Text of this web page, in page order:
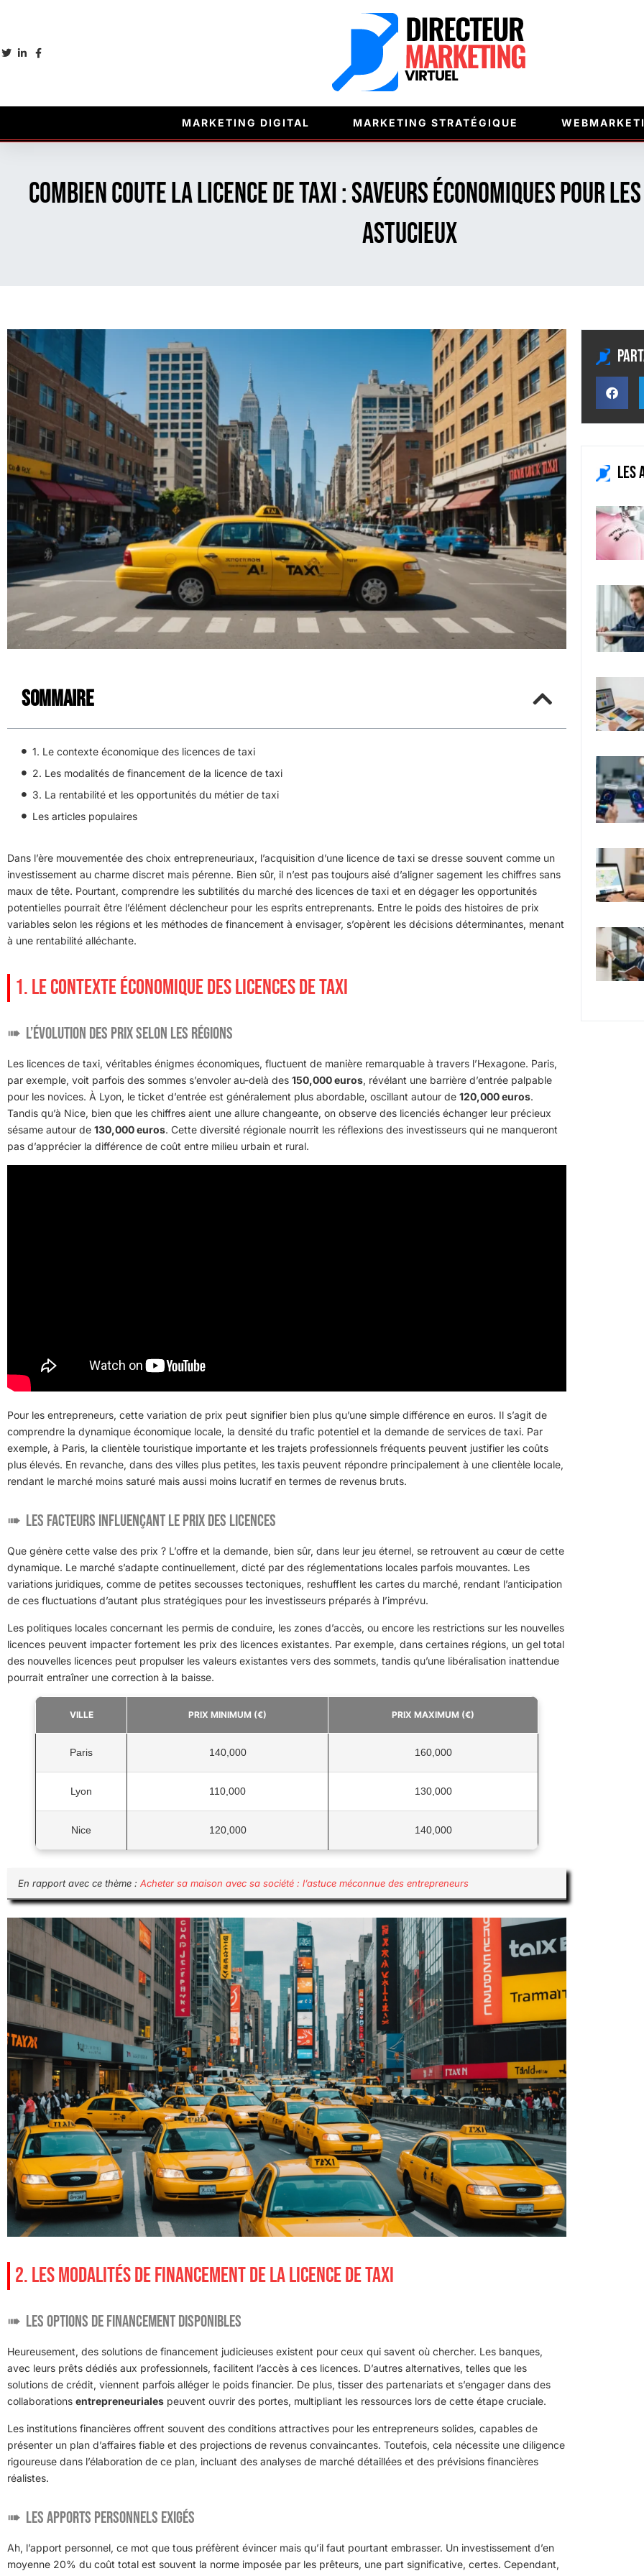
MARKETING DIGITAL MARKETING STRATÉGIQUE
Combien coute la licence de taxi : saveurs économiques pour
astucieux
Sommaire
1. Le contexte économique des licences de taxi
2. Les modalités de financement de la licence de taxi
3. La rentabilité et les opportunités du métier de taxi
Les articles populaires
Dans l’ère mouvementée des choix entrepreneuriaux, l’acquisition d’une licence de taxi se dresse souvent comme un
investissement au charme discret mais pérenne. Bien sûr, il n’est pas toujours aisé d’aligner sagement les chiffres sans
maux de tête. Pourtant, comprendre les subtilités du marché des licences de taxi et en dégager les opportunités
potentielles pourrait être l’élément déclencheur pour les esprits entreprenants. Entre le poids des histoires de prix
variables selon les régions et les méthodes de financement à envisager, s’opèrent les décisions déterminantes, menant
à une rentabilité alléchante.
1. LE CONTEXTE ÉCONOMIQUE DES LICENCES DE TAXI
L’évolution des prix selon les régions
Les licences de taxi, véritables énigmes économiques, fluctuent de manière remarquable à travers l’Hexagone. Paris,
par exemple, voit parfois des sommes s’envoler au-delà des 150,000 euros, révélant une barrière d’entrée palpable
pour les novices. À Lyon, le ticket d’entrée est généralement plus abordable, oscillant autour de 120,000 euros.
Tandis qu’à Nice, bien que les chiffres aient une allure changeante, on observe des licenciés échanger leur précieux
sésame autour de 130,000 euros. Cette diversité régionale nourrit les réflexions des investisseurs qui ne manqueront
pas d’apprécier la différence de coût entre milieu urbain et rural.
Pour les entrepreneurs, cette variation de prix peut signifier bien plus qu’une simple différence en euros. Il s’agit de
comprendre la dynamique économique locale, la densité du trafic potentiel et la demande de services de taxi. Par
exemple, à Paris, la clientèle touristique importante et les trajets professionnels fréquents peuvent justifier les coûts
plus élevés. En revanche, dans des villes plus petites, les taxis peuvent répondre principalement à une clientèle locale,
rendant le marché moins saturé mais aussi moins lucratif en termes de revenus bruts.
Les facteurs influençant le prix des licences
Que génère cette valse des prix ? L’offre et la demande, bien sûr, dans leur jeu éternel, se retrouvent au cœur de cette
dynamique. Le marché s’adapte continuellement, dicté par des réglementations locales parfois mouvantes. Les
variations juridiques, comme de petites secousses tectoniques, reshufflent les cartes du marché, rendant l’anticipation
de ces fluctuations d’autant plus stratégiques pour les investisseurs préparés à l’imprévu.
Les politiques locales concernant les permis de conduire, les zones d’accès, ou encore les restrictions sur les nouvelles
licences peuvent impacter fortement les prix des licences existantes. Par exemple, dans certaines régions, un gel total
des nouvelles licences peut propulser les valeurs existantes vers des sommets, tandis qu’une libéralisation inattendue
pourrait entraîner une correction à la baisse.
VILLE PRIX MINIMUM (€) PRIX MAXIMUM (€)
Paris 140,000 160,000
Lyon 110,000 130,000
Nice 120,000 140,000
En rapport avec ce thème : Acheter sa maison avec sa société : l’astuce méconnue des entrepreneurs
2. LES MODALITÉS DE FINANCEMENT DE LA LICENCE DE TAXI
Les options de financement disponibles
Heureusement, des solutions de financement judicieuses existent pour ceux qui savent où chercher. Les banques,
avec leurs prêts dédiés aux professionnels, facilitent l’accès à ces licences. D’autres alternatives, telles que les
solutions de crédit, viennent parfois alléger le poids financier. De plus, tisser des partenariats et s’engager dans des
collaborations entrepreneuriales peuvent ouvrir des portes, multipliant les ressources lors de cette étape cruciale.
Les institutions financières offrent souvent des conditions attractives pour les entrepreneurs solides, capables de
présenter un plan d’affaires fiable et des projections de revenus convaincantes. Toutefois, cela nécessite une diligence
rigoureuse dans l’élaboration de ce plan, incluant des analyses de marché détaillées et des prévisions financières
réalistes.
Les apports personnels exigés
Ah, l’apport personnel, ce mot que tous préfèrent évincer mais qu’il faut pourtant embrasser. Un investissement d’en
moyenne 20% du coût total est souvent la norme imposée par les prêteurs, une part significative, certes. Cependant,